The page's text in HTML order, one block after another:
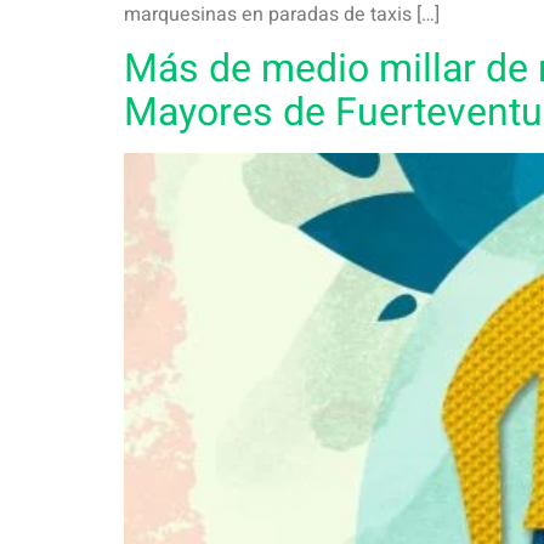
marquesinas en paradas de taxis […]
Más de medio millar
Mayores de